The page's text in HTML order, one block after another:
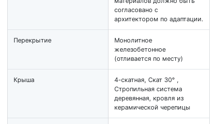
согласовано с
архитектором по адаптации.
Перекрытие
Монолитное
железобетонное
(отливается по месту)
Крыша
4-скатная, Скат 30° ,
Стропильная система
деревянная, кровля из
керамической черепицы